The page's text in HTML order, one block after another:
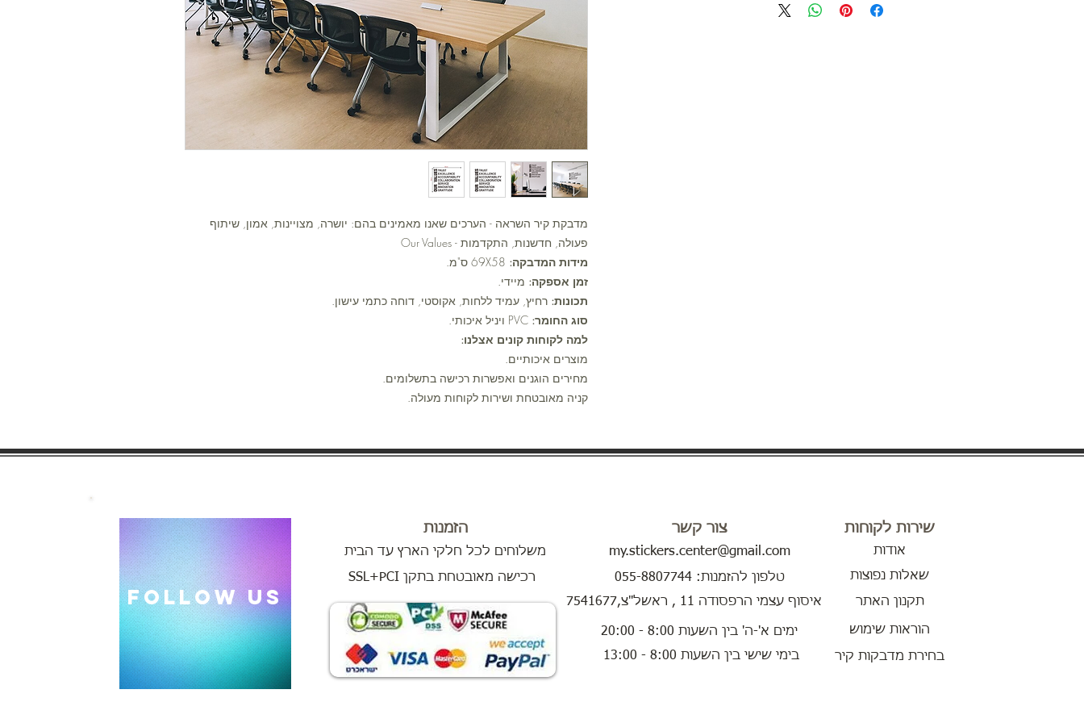
מדבקת קיר השראה - הערכים שאנו מאמינים בהם: יושרה, מצויינות, אמון, שיתוף
פעולה, חדשנות, התקדמות - Our Values
מידות המדבקה:
זמן אספקה: מיידי.
תכונות: רחיץ, עמיד ללחות, אקוסטי, דוחה כתמי עישון.
סוג החומר:
למה לקוחות קונים אצלנו:
מוצרים איכותיים.
מחירים הוגנים ואפשרות רכישה בתשלומים.
קניה מאובטחת ושירות לקוחות מעולה.
follow US
הזמנות
משלוחים לכל חלקי הארץ עד הבית
צור קשר
my.stickers.center@gmail.com
SSL+PCI רכישה מאובטחת בתקן
טלפון להזמנות: 055-8807744
איסוף עצמי הרפסודה 11 , ראשל"צ,7541677
ימים א'-ה' בין השעות 8:00 - 20:00
בימי שישי בין השעות 8:00 - 13:00
שירות לקוחות
אודות
שאלות נפוצות
תקנון האתר
הוראות שימוש
בחירת מדבקות קיר